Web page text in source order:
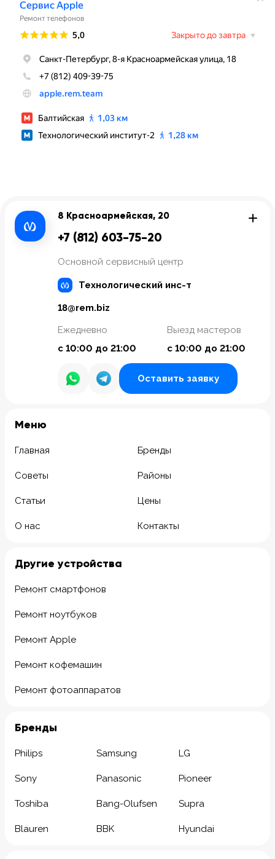
8 Красноармейская, 20
+7 (812) 603-75-20
Основной сервисный центр
Технологический инс-т
18@rem.biz
Ежедневно
с 10:00 до 21:00
Выезд мастеров
с 10:00 до 21:00
Оставить заявку
Meню
Главная Бренды
Советы Районы
Статьи Цены
О нас Контакты
Другие устройства
Ремонт смартфонов
Ремонт ноутбуков
Ремонт Apple
Ремонт кофемашин
Ремонт фотоаппаратов
Бренды
Philips Samsung LG
Sony Panasonic Pioneer
Toshiba Bang-Olufsen Supra
Blauren BBK Hyundai